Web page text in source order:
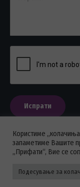
Испрати
Стоматолошка
Користиме
запаметиме Вашите
„Прифати“, Вие се
Подесување за